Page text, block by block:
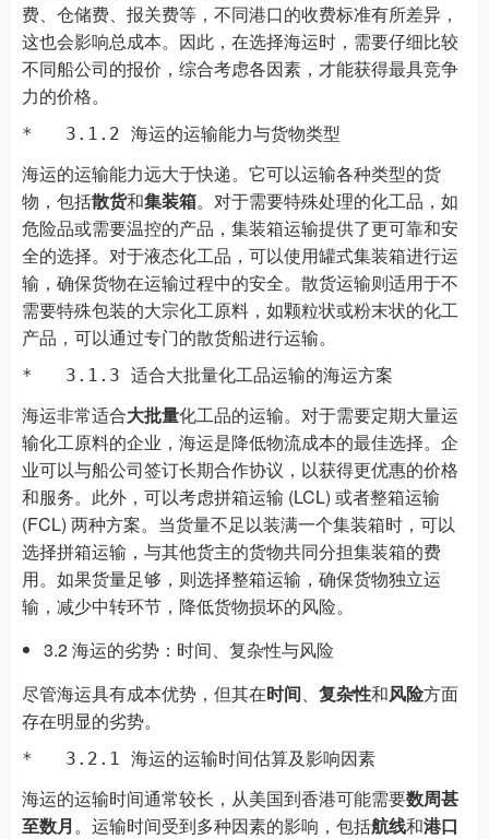
费、仓储费、报关费等，不同港口的收费标准有所差异，
这也会影响总成本。因此，在选择海运时，需要仔细比较
不同船公司的报价，综合考虑各因素，才能获得最具竞争
力的价格。
海运的运输能力远大于快递。它可以运输各种类型的货
物，包括散货和集装箱。对于需要特殊处理的化工品，如
危险品或需要温控的产品，集装箱运输提供了更可靠和安
全的选择。对于液态化工品，可以使用罐式集装箱进行运
输，确保货物在运输过程中的安全。散货运输则适用于不
需要特殊包装的大宗化工原料，如颗粒状或粉末状的化工
产品，可以通过专门的散货船进行运输。
海运非常适合大批量化工品的运输。对于需要定期大量运
输化工原料的企业，海运是降低物流成本的最佳选择。企
业可以与船公司签订长期合作协议，以获得更优惠的价格
和服务。此外，可以考虑拼箱运输 (LCL) 或者整箱运输
(FCL) 两种方案。当货量不足以装满一个集装箱时，可以
选择拼箱运输，与其他货主的货物共同分担集装箱的费
用。如果货量足够，则选择整箱运输，确保货物独立运
输，减少中转环节，降低货物损坏的风险。
3.2 海运的劣势：时间、复杂性与风险
尽管海运具有成本优势，但其在时间、 复杂性和风险方面
存在明显的劣势。
海运的运输时间通常较长，从美国到香港可能需要数周甚
至数月。运输时间受到多种因素的影响，包括航线和港口